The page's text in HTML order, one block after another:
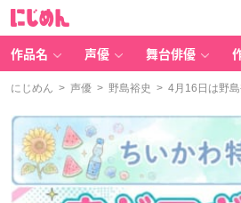
作品名 声優 舞台俳優
にじめん > 声優 > 野島裕史 > 4月16日は野